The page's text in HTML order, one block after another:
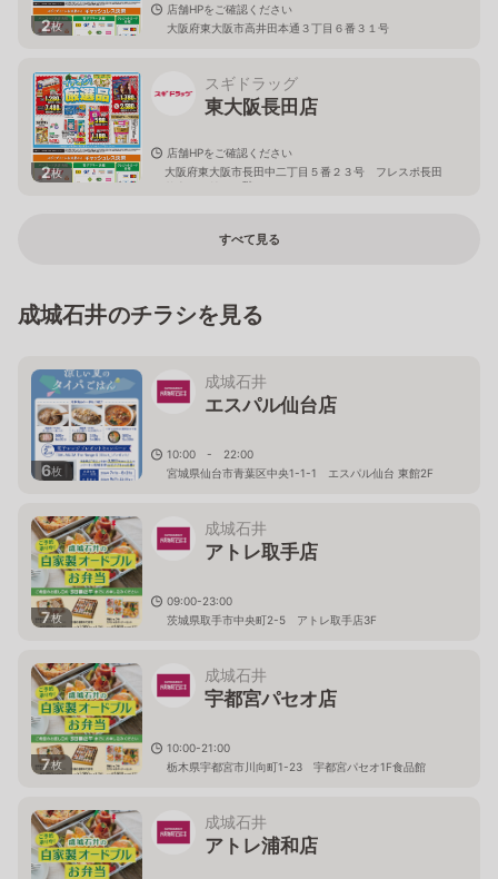
2枚
店舗HPをご確認ください
大阪府東大阪市高井田本通３丁目６番３１号
2枚
スギドラッグ
東大阪長田店
店舗HPをご確認ください
大阪府東大阪市長田中二丁目５番２３号 フレスポ長田
サウスエリア１階
すべて見る
成城石井のチラシを見る
6枚
成城石井
エスパル仙台店
10:00 - 22:00
宮城県仙台市青葉区中央1-1-1 エスパル仙台 東館2F
7枚
成城石井
アトレ取手店
09:00-23:00
茨城県取手市中央町2-5 アトレ取手店3F
7枚
成城石井
宇都宮パセオ店
10:00-21:00
栃木県宇都宮市川向町1-23 宇都宮パセオ1F食品館
成城石井
アトレ浦和店